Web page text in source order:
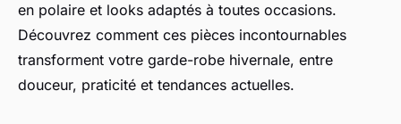
en polaire et looks adaptés à toutes occasions.
Découvrez comment ces pièces incontournables
transforment votre garde-robe hivernale, entre
douceur, praticité et tendances actuelles.